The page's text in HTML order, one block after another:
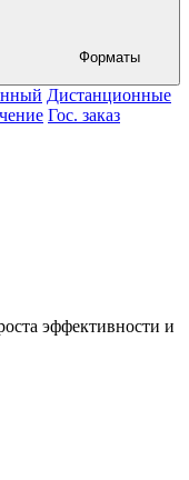
Дистанционные
Гос. заказ
эффективности и